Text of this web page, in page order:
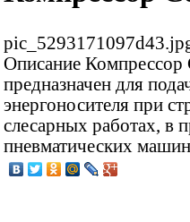
Описание
предназначен для
энергоносителя при
слесарных работах, в
пневматических